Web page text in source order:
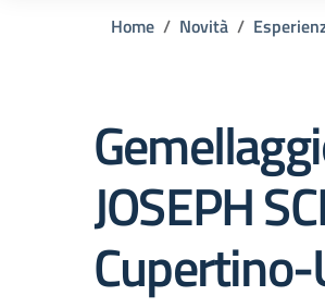
Home Novità
JOSEPH
Cupertino-